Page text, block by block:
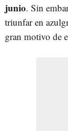
junio. Sin
triunfar en
gran motivo de